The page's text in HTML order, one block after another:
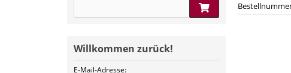
Willkommen zurück!
E-Mail-Adresse: